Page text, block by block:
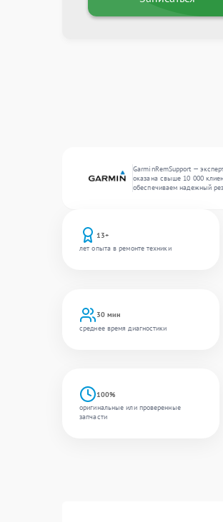
GarminRemSupport —
оказана свыше 10 000
обеспечиваем надежный
13+
лет опыта в ремонте техники
30 мин
среднее время диагностики
100%
оригинальные или проверенные
запчасти